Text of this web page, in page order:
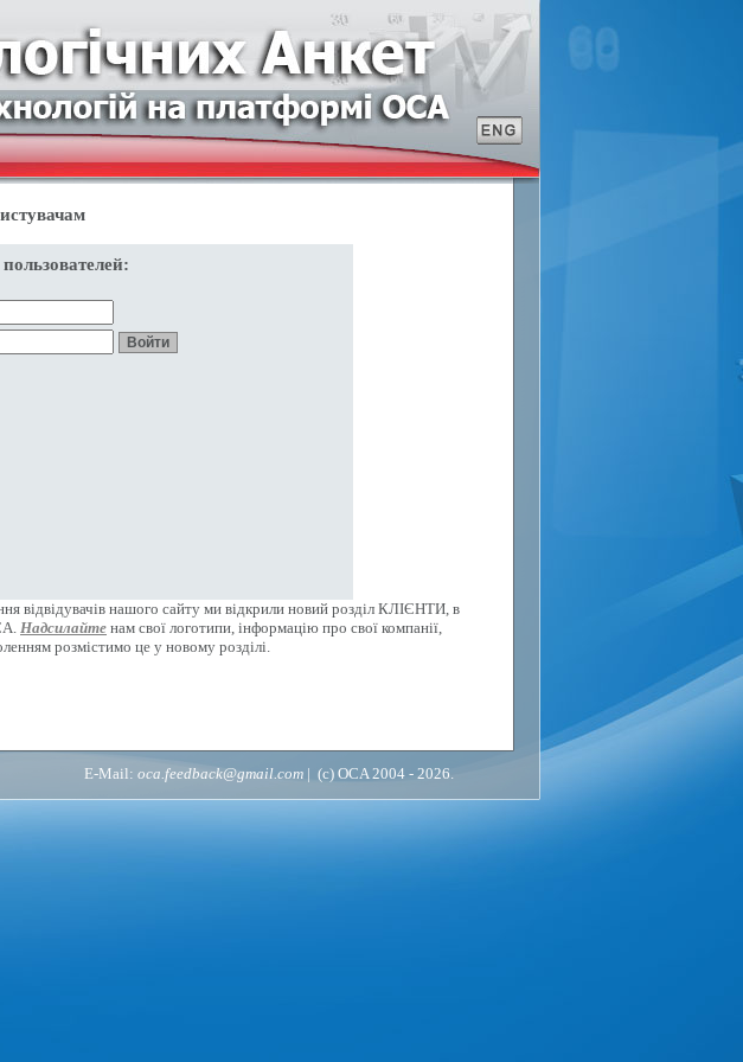
відвідувачів нашого сайту ми відкрили новий розділ КЛІЄНТИ, в
Надсилайте нам свої логотипи, інформацію про свої компанії,
розмістимо це у новому розділі.
E-Mail: oca.feedback@gmail.com | (c) OCA 2004 - 2026.